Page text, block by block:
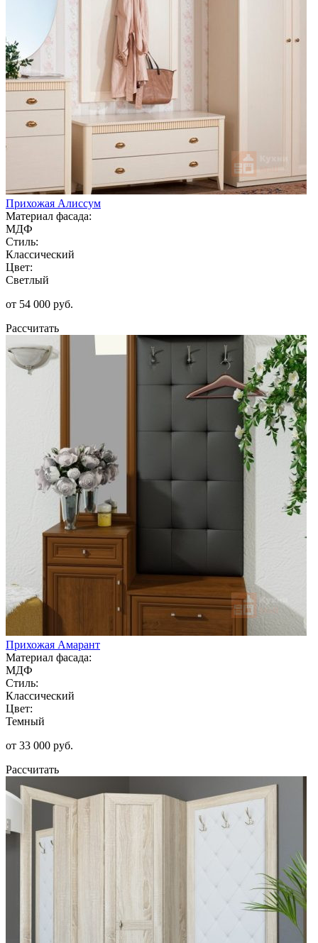
Прихожая Алиссум
Материал фасада:
МДФ
Стиль:
Классический
Цвет:
Светлый
от 54 000 руб.
Рассчитать
Прихожая Амарант
Материал фасада:
МДФ
Стиль:
Классический
Цвет:
Темный
от 33 000 руб.
Рассчитать